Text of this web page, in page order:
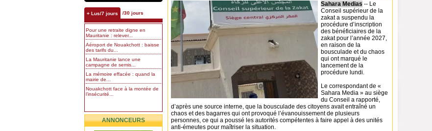
+ Lus/7 jours /30 jours
Pour une retraite digne en
Mauritanie : relever...
Aéroport de Nouakchott : baisse
des tarifs du...
La Mauritanie lance une
campagne de semis...
La mémoire effacée : quand la
mairie de...
Nouakchott face à la montée de
l’insécurité...
ANNONCEURS
Sahara Medias -- Le
Conseil supérieur de la
zakat a suspendu la
procédure d’inscription
des bénéficiaires de la
zakat pour l’année 2027,
en raison de la
bousculade et du chaos
qui ont marqué le
lancement de la
procédure lundi.
Le correspondant de «
Sahara Media » au siège
du Conseil a rapporté,
d’après une source interne, que la bousculade des citoyens avait entraîné un
chaos et des bagarres qui ont provoqué l’évanouissement de plusieurs
personnes, ce qui a poussé les autorités compétentes à faire appel à des unités
anti-émeutes pour maîtriser la situation.